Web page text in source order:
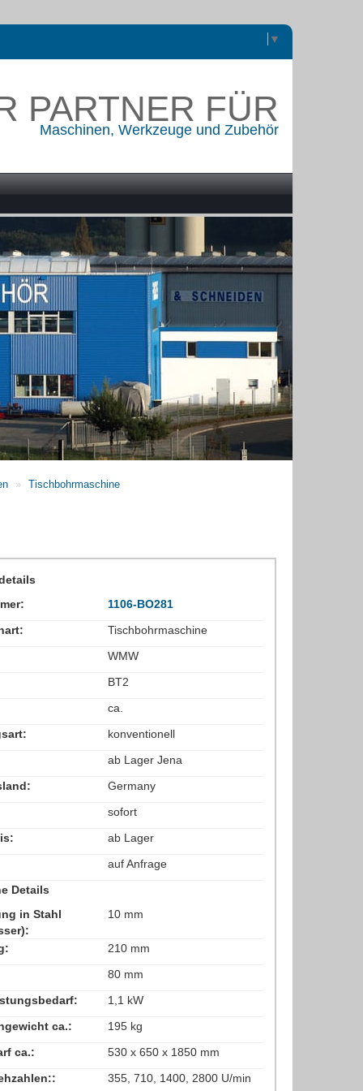
▼
PARTNER FÜR
Maschinen, Werkzeuge und Zubehör
» Tischbohrmaschine
1106-BO281
Tischbohrmaschine
WMW
BT2
ca.
konventionell
ab Lager Jena
Germany
sofort
ab Lager
auf Anfrage
Details
in Stahl
10 mm
210 mm
80 mm
1,1 kW
ca.:
195 kg
ca.:
530 x 650 x 1850 mm
355, 710, 1400, 2800 U/min